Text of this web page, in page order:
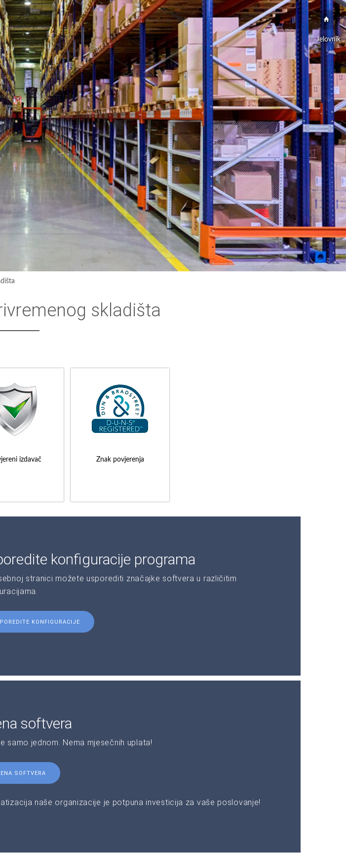
Jelovnik
skladišta
izdavač Znak povjerenja
konfiguracije programa
stranici možete usporediti značajke softvera u različitim
KONFIGURACIJE
softvera
samo jednom. Nema mjesečnih uplata!
SOFTVERA
naše organizacije je potpuna investicija za vaše poslovanje!